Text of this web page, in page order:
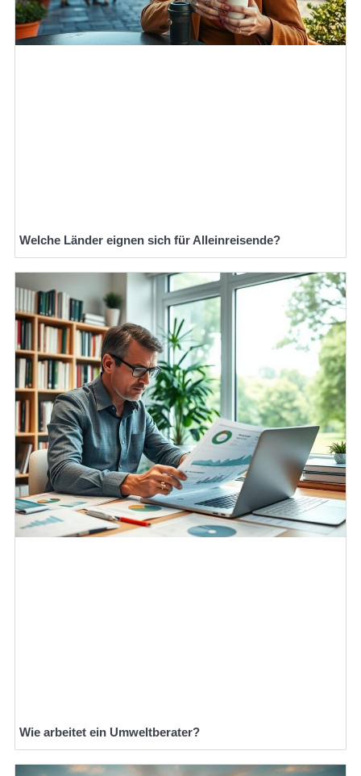
Welche Länder eignen sich für Alleinreisende?
Wie arbeitet ein Umweltberater?